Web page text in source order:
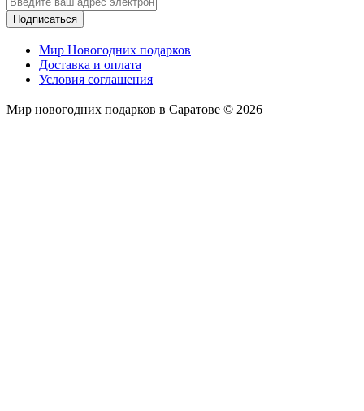
Подписаться
Мир Новогодних подарков
Доставка и оплата
Условия соглашения
Мир новогодних подарков в Саратове © 2026